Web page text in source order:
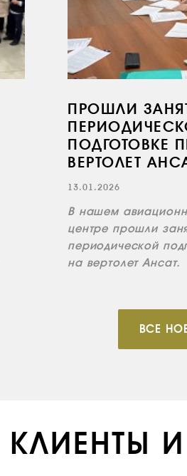
ПРОШЛИ
ПОДГОТОВКЕ
ВЕРТОЛЕТ
13.01.2026
В нашем
центре прошли
периодической
на вертолет Ансат.
ВСЕ
КЛИЕНТЫ